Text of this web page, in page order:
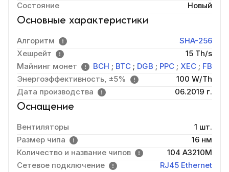
Состояние
Новый
Основные характеристики
Алгоритм
SHA-256
Хешрейт
15 Th/s
Майнинг монет
BCH ; BTC ; DGB ; PPC ; XEC ; FB
Энергоэффективность, ±5%
100 W/Th
Дата производства
06.2019 г.
Оснащение
Вентиляторы
1 шт.
Размер чипа
16 нм
Количество и название чипов
104 А3210М
Сетевое подключение
RJ45 Ethernet